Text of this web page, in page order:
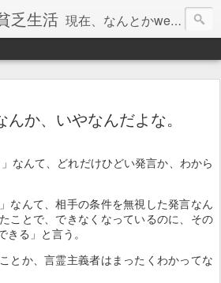
乏生活 現在、なんとかweb系の仕事で食べています。このブログで扱う問題は「この世とはなにか」「人生とはなにか」「人間とはなにか」「強迫神経症の原因と解決法」「うつ病の原因と寄り添う方法」「家族の問題」などについてです。
んか、いやなんだよな。
なんて、どれだけひどい発言か、わから
なんて、相手の条件を無視した発言なん
ことで、できなくなっているのに、その
る」と言う。
とか、言霊主義者はまったくわかってな